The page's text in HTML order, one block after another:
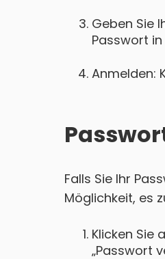
Geben Sie
Passwort
Anmelden:
Falls Sie Ihr
Möglichkeit, es
Klicken Sie
„Passwort